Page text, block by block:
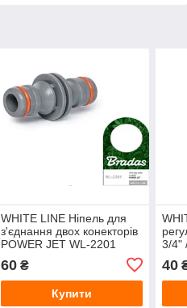
WHITE LINE Ніпель для
з'єднання двох конекторів
POWER JET WL-2201
60₴
Купити
3/4"
40